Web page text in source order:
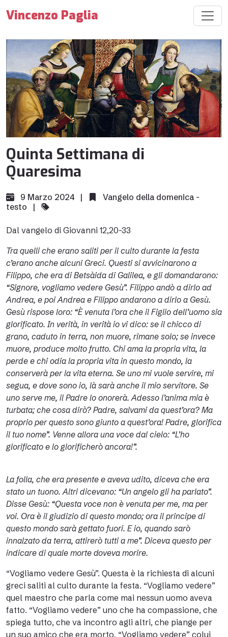
Vincenzo Paglia
Quinta Settimana di
Quaresima
9 Marzo 2024 |
Vangelo della domenica -
testo |
Dal vangelo di Giovanni 12,20-33
Tra quelli che erano saliti per il culto durante la festa
c’erano anche alcuni Greci. Questi si avvicinarono a
Filippo, che era di Betsàida di Galilea, e gli domandarono:
“Signore, vogliamo vedere Gesù”. Filippo andò a dirlo ad
Andrea, e poi Andrea e Filippo andarono a dirlo a Gesù.
Gesù rispose loro: “È venuta l’ora che il Figlio dell’uomo sia
glorificato. In verità, in verità io vi dico: se il chicco di
grano, caduto in terra, non muore, rimane solo; se invece
muore, produce molto frutto. Chi ama la propria vita, la
perde e chi odia la propria vita in questo mondo, la
conserverà per la vita eterna. Se uno mi vuole servire, mi
segua, e dove sono io, là sarà anche il mio servitore. Se
uno serve me, il Padre lo onorerà. Adesso l’anima mia è
turbata; che cosa dirò? Padre, salvami da quest’ora? Ma
proprio per questo sono giunto a quest’ora! Padre, glorifica
il tuo nome”. Venne allora una voce dal cielo: “L’ho
glorificato e lo glorificherò ancora!”.
La folla, che era presente e aveva udito, diceva che era
stato un tuono. Altri dicevano: “Un angelo gli ha parlato”.
Disse Gesù: “Questa voce non è venuta per me, ma per
voi. Ora è il giudizio di questo mondo; ora il principe di
questo mondo sarà gettato fuori. E io, quando sarò
innalzato da terra, attirerò tutti a me”. Diceva questo per
indicare di quale morte doveva morire.
“Vogliamo vedere Gesù”. Questa è la richiesta di alcuni
greci saliti al culto durante la festa. “Vogliamo vedere”
quel maestro che parla come mai nessun uomo aveva
fatto. “Vogliamo vedere” uno che ha compassione, che
spiega tutto, che va incontro agli altri, che piange per
un suo amico che era morto. “Vogliamo vedere” colui